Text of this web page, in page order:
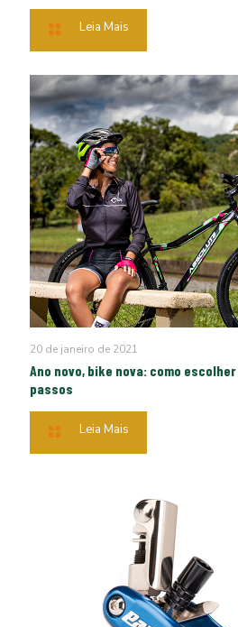
Leia Mais
20 de janeiro de 2021
Ano novo, bike nova: como
passos
Leia Mais